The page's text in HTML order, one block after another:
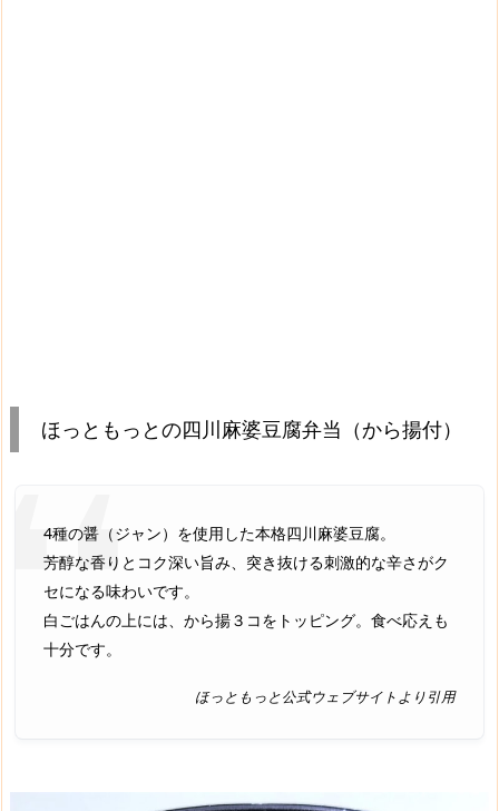
ほっともっとの四川麻婆豆腐弁当（から揚付）
4種の醤（ジャン）を使用した本格四川麻婆豆腐。
芳醇な香りとコク深い旨み、突き抜ける刺激的な辛さがク
セになる味わいです。
白ごはんの上には、から揚３コをトッピング。食べ応えも
十分です。
ほっともっと公式ウェブサイトより引用